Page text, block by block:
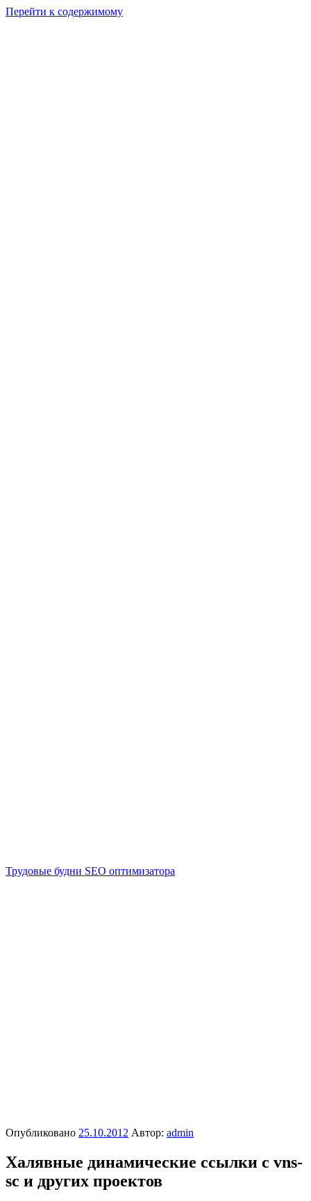
Перейти к содержимому
Трудовые будни SEO оптимизатора
Опубликовано 25.10.2012 Автор: admin
Халявные динамические ссылки с vns-
sc и других проектов